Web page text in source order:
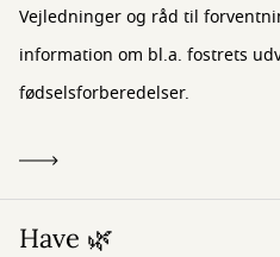
Vejledninger og råd til
information om bl.a. fostrets
fødselsforberedelser.
Have 🌿